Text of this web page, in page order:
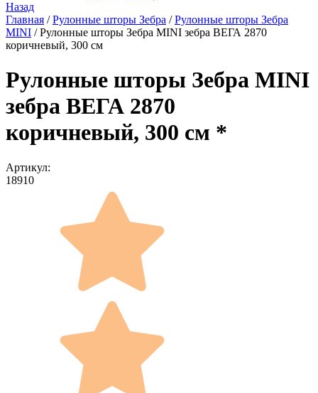
Назад
Главная / Рулонные шторы Зебра / Рулонные шторы Зебра
MINI / Рулонные шторы Зебра MINI зебра ВЕГА 2870
коричневый, 300 см
Рулонные шторы Зебра MINI
зебра ВЕГА 2870
коричневый, 300 см *
Артикул:
18910